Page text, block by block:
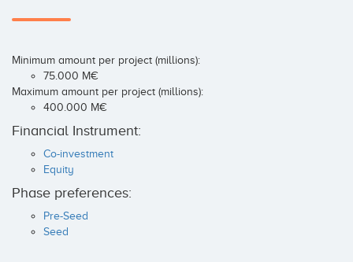
Minimum amount per project (millions):
75.000 M€
Maximum amount per project (millions):
400.000 M€
Financial Instrument:
Co-investment
Equity
Phase preferences:
Pre-Seed
Seed